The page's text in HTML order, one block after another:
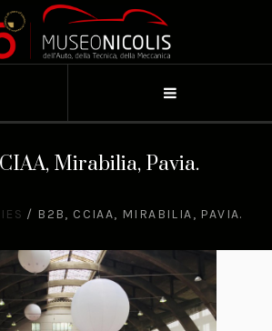
Mirabilia, Pavia.
/ B2B, CCIAA, MIRABILIA, PAVIA.